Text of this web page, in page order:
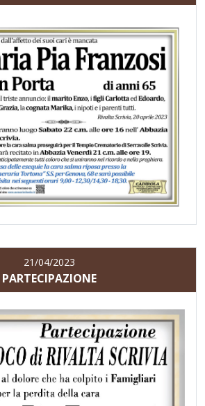
21/04/2023
PARTECIPAZIONE